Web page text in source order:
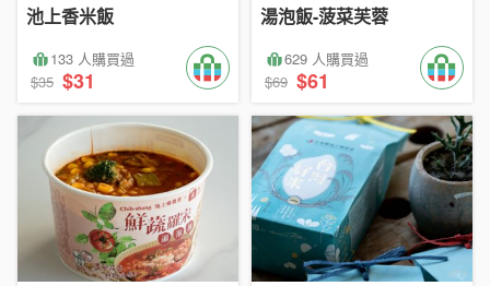
池上香米飯
133 人購買過
$35 $31
湯泡飯-菠菜芙蓉
629 人購買過
$69 $61